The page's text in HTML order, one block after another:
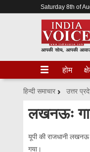
Saturday 8th of
होम
हिन्दी समाचार उत्तर
लखनऊः
यूपी की राजधानी लखनऊ
गया।